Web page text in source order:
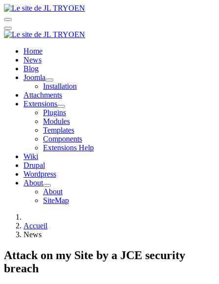
Home
News
Blog
Joomla
Installation
Attachments
Extensions
Plugins
Modules
Templates
Components
Extensions Help
Wiki
Drupal
Wordpress
About
About
SiteMap
Accueil
News
Attack on my Site by a JCE security
breach